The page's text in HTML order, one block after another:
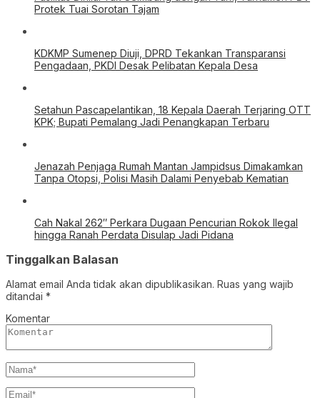
Protek Tuai Sorotan Tajam
KDKMP Sumenep Diuji, DPRD Tekankan Transparansi
Pengadaan, PKDI Desak Pelibatan Kepala Desa
Setahun Pascapelantikan, 18 Kepala Daerah Terjaring OTT
KPK; Bupati Pemalang Jadi Penangkapan Terbaru
Jenazah Penjaga Rumah Mantan Jampidsus Dimakamkan
Tanpa Otopsi, Polisi Masih Dalami Penyebab Kematian
Cah Nakal 262″ Perkara Dugaan Pencurian Rokok Ilegal
hingga Ranah Perdata Disulap Jadi Pidana
Tinggalkan Balasan
Alamat email Anda tidak akan dipublikasikan. Ruas yang wajib
ditandai *
Komentar